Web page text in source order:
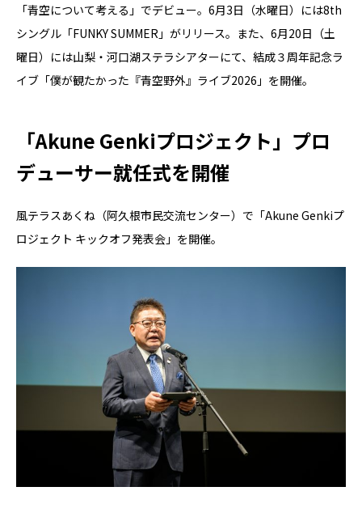
「青空について考える」でデビュー。6月3日（水曜日）には8th
シングル「FUNKY SUMMER」がリリース。また、6月20日（土
曜日）には山梨・河口湖ステラシアターにて、結成３周年記念ラ
イブ「僕が観たかった『青空野外』ライブ2026」を開催。
「Akune Genkiプロジェクト」プロ
デューサー就任式を開催
風テラスあくね（阿久根市民交流センター）で「Akune Genkiプ
ロジェクト キックオフ発表会」を開催。